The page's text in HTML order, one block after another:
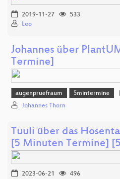
2019-11-27
533
Leo
Johannes über
Termine]
augenpruefraum 5mintermine
Johannes Thorn
Tuuli über das
[5 Minuten Termine]
2023-06-21
496